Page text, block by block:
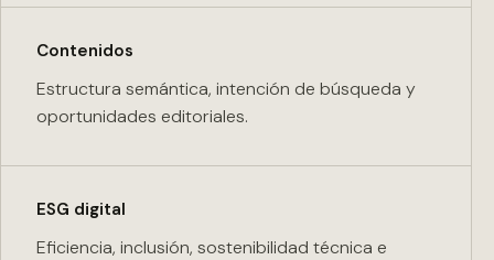
Contenidos
Estructura semántica, intención de búsqueda y
oportunidades editoriales.
ESG digital
Eficiencia, inclusión, sostenibilidad técnica e